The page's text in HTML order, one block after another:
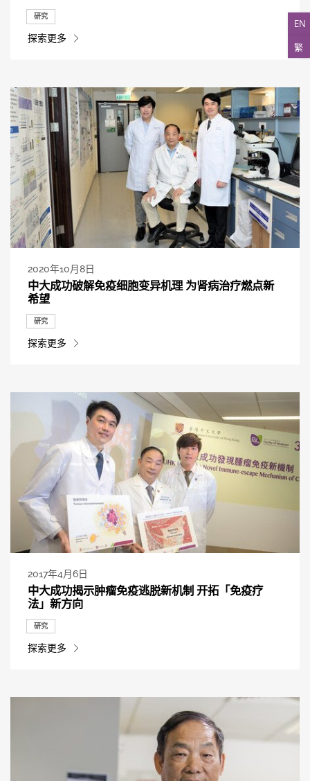
EN
繁
研究
探索更多
2020年10月8日
中大成功破解免疫细胞变异机理 为肾病治疗燃点新
希望
研究
探索更多
2017年4月6日
中大成功揭示肿瘤免疫逃脱新机制 开拓「免疫疗
法」新方向
研究
探索更多